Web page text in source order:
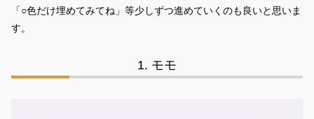
「○色だけ埋めてみてね」等少しずつ進めていくのも良いと思いま
す。
モモ